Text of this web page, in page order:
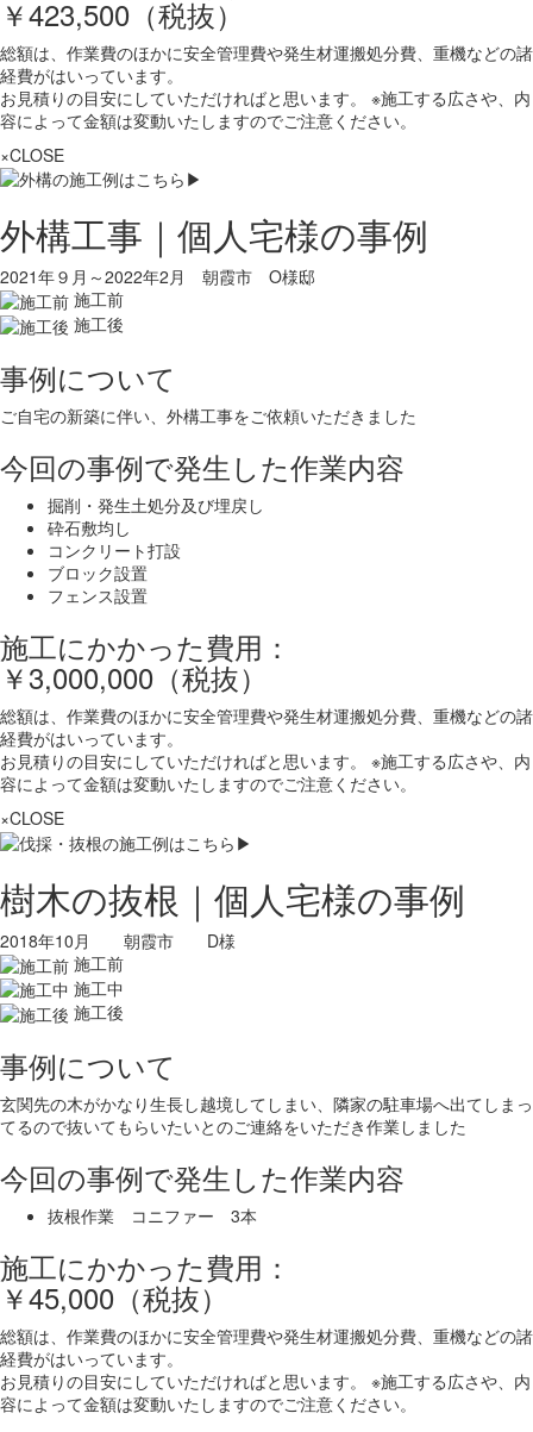
￥423,500（税抜）
総額は、作業費のほかに安全管理費や発生材運搬処分費、重機などの諸
経費がはいっています。
お見積りの目安にしていただければと思います。 ※施工する広さや、内
容によって金額は変動いたしますのでご注意ください。
×CLOSE
外構工事｜個人宅様の事例
2021年９月～2022年2月 朝霞市 O様邸
施工前
施工後
事例について
ご自宅の新築に伴い、外構工事をご依頼いただきました
今回の事例で発生した作業内容
掘削・発生土処分及び埋戻し
砕石敷均し
コンクリート打設
ブロック設置
フェンス設置
施工にかかった費用：
￥3,000,000（税抜）
総額は、作業費のほかに安全管理費や発生材運搬処分費、重機などの諸
経費がはいっています。
お見積りの目安にしていただければと思います。 ※施工する広さや、内
容によって金額は変動いたしますのでご注意ください。
×CLOSE
樹木の抜根｜個人宅様の事例
2018年10月 朝霞市 D様
施工前
施工中
施工後
事例について
玄関先の木がかなり生長し越境してしまい、隣家の駐車場へ出てしまっ
てるので抜いてもらいたいとのご連絡をいただき作業しました
今回の事例で発生した作業内容
抜根作業 コニファー 3本
施工にかかった費用：
￥45,000（税抜）
総額は、作業費のほかに安全管理費や発生材運搬処分費、重機などの諸
経費がはいっています。
お見積りの目安にしていただければと思います。 ※施工する広さや、内
容によって金額は変動いたしますのでご注意ください。